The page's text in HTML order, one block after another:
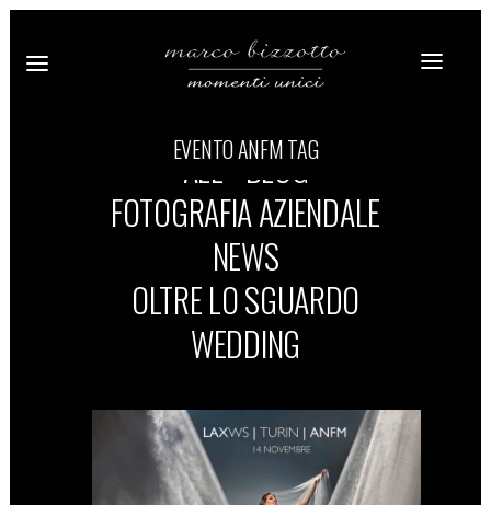
EVENTO ANFM TAG
ALL BLOG
FOTOGRAFIA AZIENDALE
NEWS
OLTRE LO SGUARDO
WEDDING